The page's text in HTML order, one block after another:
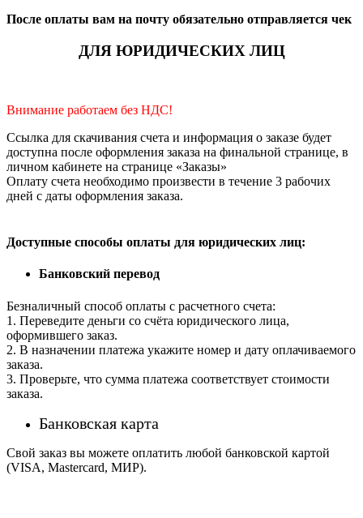
После оплаты вам на почту обязательно отправляется чек
ДЛЯ ЮРИДИЧЕСКИХ ЛИЦ
Внимание работаем без НДС!
Ссылка для скачивания счета и информация о заказе будет
доступна после оформления заказа на финальной странице, в
личном кабинете на странице «Заказы»
Оплату счета необходимо произвести в течение 3 рабочих
дней с даты оформления заказа.
Доступные способы оплаты для юридических лиц:
Банковский перевод
Безналичный способ оплаты с расчетного счета:
1. Переведите деньги со счёта юридического лица,
оформившего заказ.
2. В назначении платежа укажите номер и дату оплачиваемого
заказа.
3. Проверьте, что сумма платежа соответствует стоимости
заказа.
Банковская карта
Свой заказ вы можете оплатить любой банковской картой
(VISA, Mastercard, МИР).